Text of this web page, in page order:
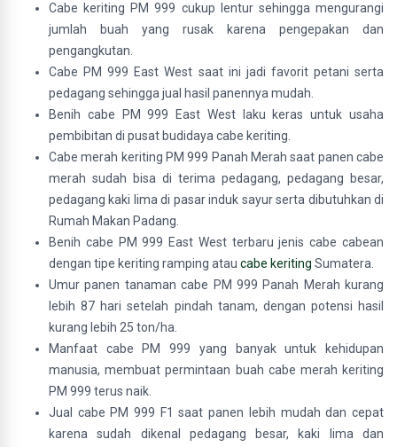
Cabe keriting PM 999 cukup lentur sehingga mengurangi
jumlah buah yang rusak karena pengepakan dan
pengangkutan.
Cabe PM 999 East West saat ini jadi favorit petani serta
pedagang sehingga jual hasil panennya mudah.
Benih cabe PM 999 East West laku keras untuk usaha
pembibitan di pusat budidaya cabe keriting.
Cabe merah keriting PM 999 Panah Merah saat panen cabe
merah sudah bisa di terima pedagang, pedagang besar,
pedagang kaki lima di pasar induk sayur serta dibutuhkan di
Rumah Makan Padang.
Benih cabe PM 999 East West terbaru jenis cabe cabean
dengan tipe keriting ramping atau cabe keriting Sumatera.
Umur panen tanaman cabe PM 999 Panah Merah kurang
lebih 87 hari setelah pindah tanam, dengan potensi hasil
kurang lebih 25 ton/ha.
Manfaat cabe PM 999 yang banyak untuk kehidupan
manusia, membuat permintaan buah cabe merah keriting
PM 999 terus naik.
Jual cabe PM 999 F1 saat panen lebih mudah dan cepat
karena sudah dikenal pedagang besar, kaki lima dan